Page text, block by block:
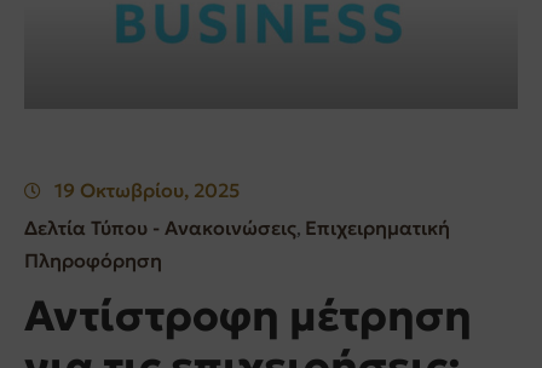
19 Οκτωβρίου, 2025
Δελτία Τύπου - Ανακοινώσεις‚ Επιχειρηματική
Πληροφόρηση
Αντίστροφη μέτρηση